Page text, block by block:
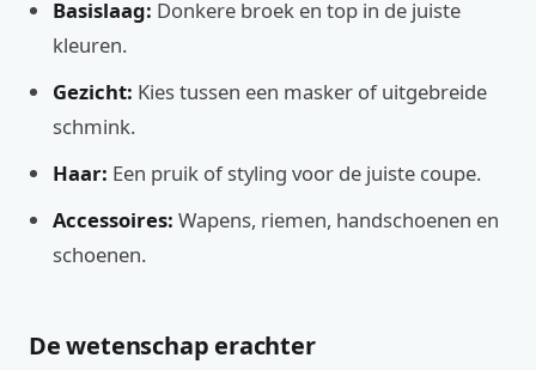
Basislaag: Donkere broek en top in de juiste
kleuren.
Gezicht: Kies tussen een masker of uitgebreide
schmink.
Haar: Een pruik of styling voor de juiste coupe.
Accessoires: Wapens, riemen, handschoenen en
schoenen.
De wetenschap erachter